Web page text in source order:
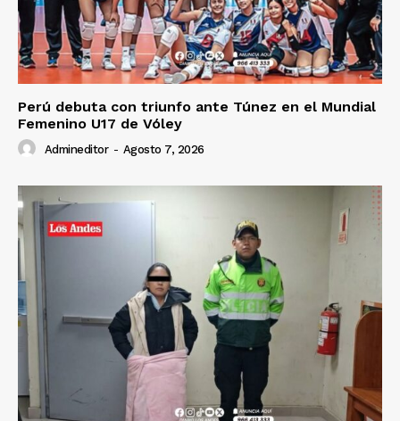
Perú debuta con triunfo ante Túnez en el Mundial
Femenino U17 de Vóley
Admineditor - Agosto 7, 2026